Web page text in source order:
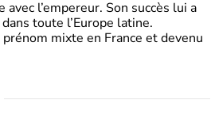
avec l’empereur. Son succès lui a
toute l’Europe latine.
mixte en France et devenu